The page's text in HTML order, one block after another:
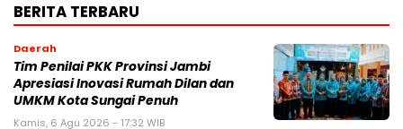
BERITA TERBARU
Daerah
Tim Penilai PKK Provinsi Jambi
Apresiasi Inovasi Rumah Dilan dan
UMKM Kota Sungai Penuh
Kamis, 6 Agu 2026 - 17:32 WIB